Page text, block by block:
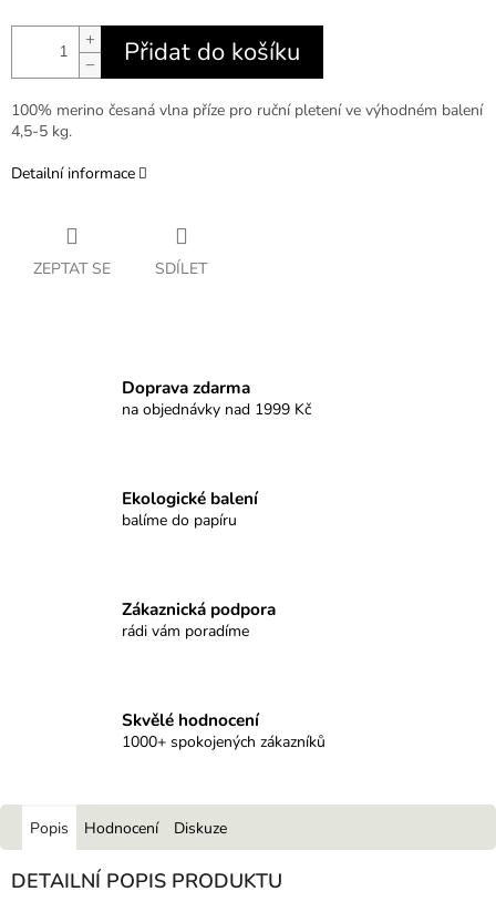
+
−
Přidat do košíku
100% merino česaná vlna příze pro ruční pletení ve výhodném balení
4,5-5 kg.
Detailní informace
ZEPTAT SE SDÍLET
Doprava zdarma
na objednávky nad 1999 Kč
Ekologické balení
balíme do papíru
Zákaznická podpora
rádi vám poradíme
Skvělé hodnocení
1000+ spokojených zákazníků
Popis Hodnocení Diskuze
DETAILNÍ POPIS PRODUKTU